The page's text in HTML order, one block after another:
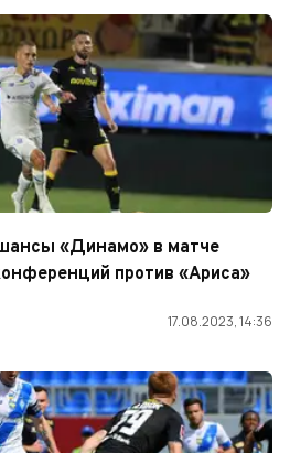
«Динамо» в матче
против «Ариса»
17.08.2023, 14:36